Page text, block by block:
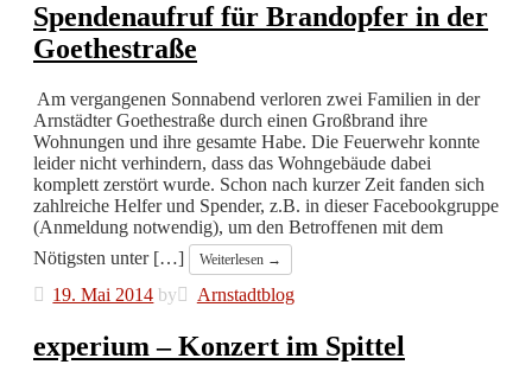
Spendenaufruf für Brandopfer in der
Goethestraße
Am vergangenen Sonnabend verloren zwei Familien in der
Arnstädter Goethestraße durch einen Großbrand ihre
Wohnungen und ihre gesamte Habe. Die Feuerwehr konnte
leider nicht verhindern, dass das Wohngebäude dabei
komplett zerstört wurde. Schon nach kurzer Zeit fanden sich
zahlreiche Helfer und Spender, z.B. in dieser Facebookgruppe
(Anmeldung notwendig), um den Betroffenen mit dem
Nötigsten unter […]
Weiterlesen →
19. Mai 2014 by Arnstadtblog
experium – Konzert im Spittel